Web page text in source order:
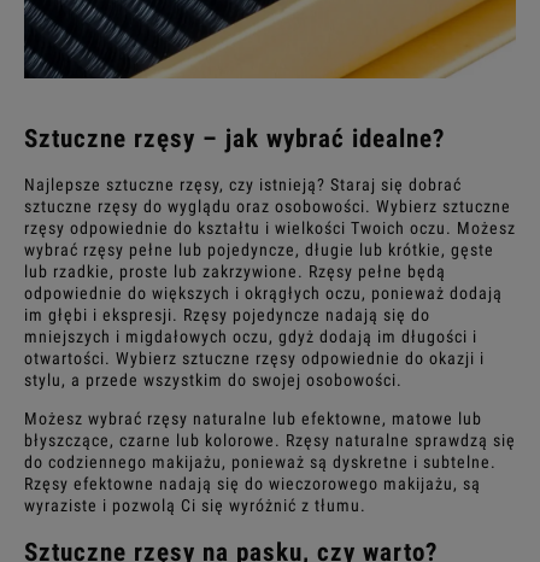
Sztuczne rzęsy – jak wybrać idealne?
Najlepsze sztuczne rzęsy, czy istnieją? Staraj się dobrać
sztuczne rzęsy do wyglądu oraz osobowości. Wybierz sztuczne
rzęsy odpowiednie do kształtu i wielkości Twoich oczu. Możesz
wybrać rzęsy pełne lub pojedyncze, długie lub krótkie, gęste
lub rzadkie, proste lub zakrzywione. Rzęsy pełne będą
odpowiednie do większych i okrągłych oczu, ponieważ dodają
im głębi i ekspresji. Rzęsy pojedyncze nadają się do
mniejszych i migdałowych oczu, gdyż dodają im długości i
otwartości. Wybierz sztuczne rzęsy odpowiednie do okazji i
stylu, a przede wszystkim do swojej osobowości.
Możesz wybrać rzęsy naturalne lub efektowne, matowe lub
błyszczące, czarne lub kolorowe. Rzęsy naturalne sprawdzą się
do codziennego makijażu, ponieważ są dyskretne i subtelne.
Rzęsy efektowne nadają się do wieczorowego makijażu, są
wyraziste i pozwolą Ci się wyróżnić z tłumu.
Sztuczne rzęsy na pasku, czy warto?